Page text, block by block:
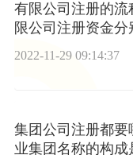
有限公司注册的流
限公司注册资金分
2022-11-29 09:14:37
集团公司注册都要
业集团名称的构成